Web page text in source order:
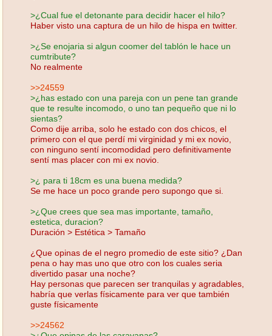
>¿Cual fue el detonante para decidir hacer el hilo?
Haber visto una captura de un hilo de hispa en twitter.
>¿Se enojaria si algun coomer del tablón le hace un
cumtribute?
No realmente
>>24559
>¿has estado con una pareja con un pene tan grande
que te resulte incomodo, o uno tan pequeño que ni lo
sientas?
Como dije arriba, solo he estado con dos chicos, el
primero con el que perdí mi virginidad y mi ex novio,
con ninguno sentí incomodidad pero definitivamente
sentí mas placer con mi ex novio.
>¿ para ti 18cm es una buena medida?
Se me hace un poco grande pero supongo que si.
>¿Que crees que sea mas importante, tamaño,
estetica, duracion?
Duración > Estética > Tamaño
¿Que opinas de el negro promedio de este sitio? ¿Dan
pena o hay mas uno que otro con los cuales seria
divertido pasar una noche?
Hay personas que parecen ser tranquilas y agradables,
habría que verlas físicamente para ver que también
guste físicamente
>>24562